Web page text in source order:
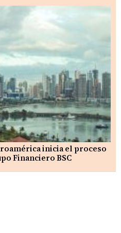
inicia el proceso
Financiero BSC